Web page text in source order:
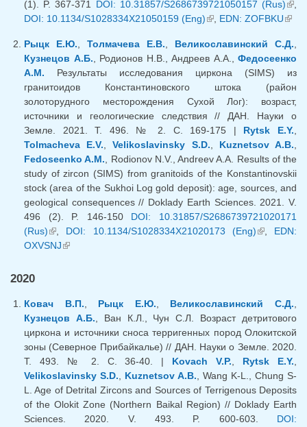
(1). P. 367-371 DOI: 10.31857/S2686739721050157 (Rus)
DOI: 10.1134/S1028334X21050159 (Eng)(внешняя ссылка)
EDN: ZOFBKU
Рыцк Е.Ю.
Толмачева Е.В. Великославинский С.Д.
Кузнецов А.Б. , Родионов Н.В., Андреев А.А., Федосеенко
А.М. Результаты исследования циркона (SIMS) из
гранитоидов Константиновского штока (район
золоторудного месторождения Сухой Лог): возраст,
источники и геологические следствия // ДАН. Науки о
Земле. 2021. Т. 496. № 2. С. 169-175 | Rytsk E.Y.
Tolmacheva E.V. ,Velikoslavinsky S.D. Kuznetsov A.B.
Fedoseenko A.M. , Rodionov N.V., Andreev A.A. Results of the
study of zircon (SIMS) from granitoids of the Konstantinovskii
stock (area of the Sukhoi Log gold deposit): age, sources, and
geological consequences // Doklady Earth Sciences. 2021. V.
496 (2). P. 146-150 DOI: 10.31857/S2686739721020171
(Rus)(внешняя ссылка)
DOI: 10.1134/S1028334X21020173 (Eng)(внешняя
, EDN:
OXVSNJ(внешняя ссылка)
2020
Ковач В.П., Рыцк Е.Ю., Великославинский С.Д.,
Кузнецов А.Б., Ван К.Л., Чун С.Л. Возраст детритового
циркона и источники сноса терригенных пород Олокитской
зоны (Северное Прибайкалье) // ДАН. Науки о Земле. 2020.
Т. 493. № 2. С. 36-40. | Kovach V.P., Rytsk E.Y.,
Velikoslavinsky S.D., Kuznetsov A.B., Wang K-L., Chung S-
L. Age of Detrital Zircons and Sources of Terrigenous Deposits
of the Olokit Zone (Northern Baikal Region) // Doklady Earth
Sciences. 2020. V. 493. P. 600-603. DOI: